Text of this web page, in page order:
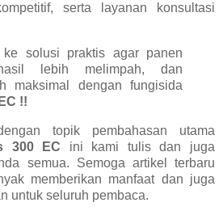
serta layanan konsultasi
ke solusi praktis agar panen
lebih melimpah, dan
maksimal dengan fungisida
!!
topik pembahasan utama
300 EC ini kami tulis dan juga
semua. Semoga artikel terbaru
memberikan manfaat dan juga
untuk seluruh pembaca.